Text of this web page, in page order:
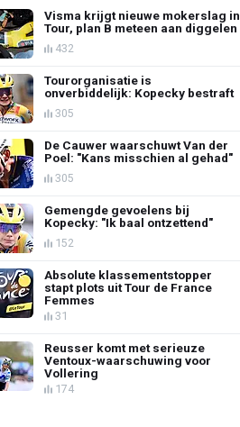
Visma krijgt nieuwe mokerslag in
Tour, plan B meteen aan diggelen
432
Tourorganisatie is
onverbiddelijk: Kopecky bestraft
305
De Cauwer waarschuwt Van der
Poel: "Kans misschien al gehad"
305
Gemengde gevoelens bij
Kopecky: "Ik baal ontzettend"
152
Absolute klassementstopper
stapt plots uit Tour de France
Femmes
31
Reusser komt met serieuze
Ventoux-waarschuwing voor
Vollering
174